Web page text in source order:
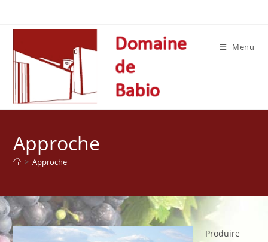
Menu
Approche
> Approche
Produire